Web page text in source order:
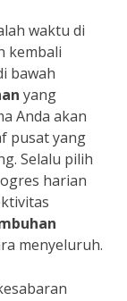
waktu di
kembali
bawah
yang
Anda akan
pusat yang
Selalu pilih
harian
menyeluruh.